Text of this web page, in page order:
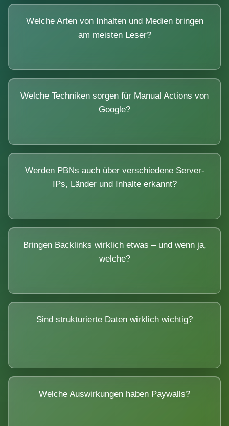
Welche Arten von Inhalten und Medien bringen
am meisten Leser?
Welche Techniken sorgen für Manual Actions von
Google?
Werden PBNs auch über verschiedene Server-
IPs, Länder und Inhalte erkannt?
Bringen Backlinks wirklich etwas – und wenn ja,
welche?
Sind strukturierte Daten wirklich wichtig?
Welche Auswirkungen haben Paywalls?